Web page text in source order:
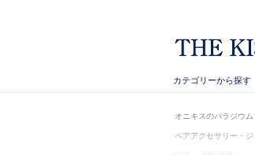
カテゴリーから探す
オニキスのパラジウ
ペアアクセサリー・